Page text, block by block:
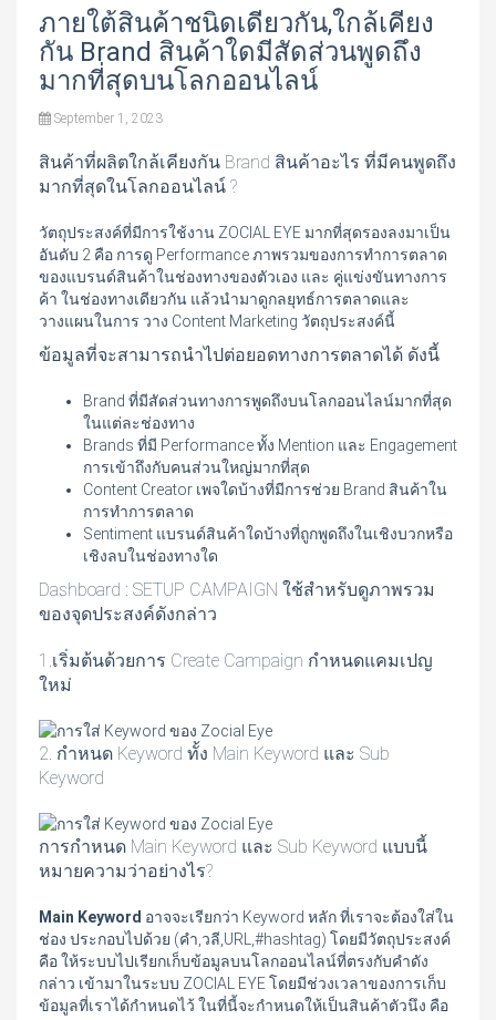
ภายใต้สินค้าชนิดเดียวกัน,ใกล้เคียง
กัน Brand สินค้าใดมีสัดส่วนพูดถึง
มากที่สุดบนโลกออนไลน์
September 1, 2023
สินค้าที่ผลิตใกล้เคียงกัน Brand สินค้าอะไร ที่มีคนพูดถึง
มากที่สุดในโลกออนไลน์ ?
วัตถุประสงค์ที่มีการใช้งาน ZOCIAL EYE มากที่สุดรองลงมาเป็น
อันดับ 2 คือ การดู Performance ภาพรวมของการทำการตลาด
ของแบรนด์สินค้าในช่องทางของตัวเอง และ คู่แข่งขันทางการ
ค้า ในช่องทางเดียวกัน แล้วนำมาดูกลยุทธ์การตลาดและ
วางแผนในการ วาง Content Marketing วัตถุประสงค์นี้
ข้อมูลที่จะสามารถนำไปต่อยอดทางการตลาดได้ ดังนี้
Brand ที่มีสัดส่วนทางการพูดถึงบนโลกออนไลน์มากที่สุด
ในแต่ละช่องทาง
Brands ที่มี Performance ทั้ง Mention และ Engagement
การเข้าถึงกับคนส่วนใหญ่มากที่สุด
Content Creator เพจใดบ้างที่มีการช่วย Brand สินค้าใน
การทำการตลาด
Sentiment แบรนด์สินค้าใดบ้างที่ถูกพูดถึงในเชิงบวกหรือ
เชิงลบในช่องทางใด
Dashboard : SETUP CAMPAIGN ใช้สำหรับดูภาพรวม
ของจุดประสงค์ดังกล่าว
1.เริ่มต้นด้วยการ Create Campaign กำหนดแคมเปญ
ใหม่
2. กำหนด Keyword ทั้ง Main Keyword และ Sub
Keyword
การกำหนด Main Keyword และ Sub Keyword แบบนี้
หมายความว่าอย่างไร?
Main Keyword อาจจะเรียกว่า Keyword หลัก ที่เราจะต้องใส่ใน
ช่อง ประกอบไปด้วย (คำ,วลี,URL,#hashtag) โดยมีวัตถุประสงค์
คือ ให้ระบบไปเรียกเก็บข้อมูลบนโลกออนไลน์ที่ตรงกับคำดัง
กล่าว เข้ามาในระบบ ZOCIAL EYE โดยมีช่วงเวลาของการเก็บ
ข้อมูลที่เราได้กำหนดไว้ ในที่นี้จะกำหนดให้เป็นสินค้าตัวนึง คือ